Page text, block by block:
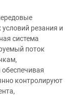
резания и
система
поток
контролируют